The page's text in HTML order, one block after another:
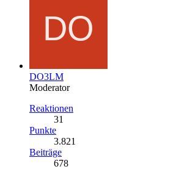
DO3LM
Moderator
Reaktionen
31
Punkte
3.821
Beiträge
678